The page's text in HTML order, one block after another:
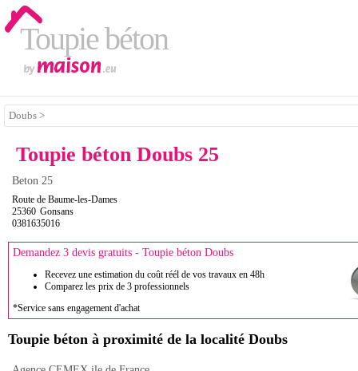
Toupie béton
Doubs >
Toupie béton Doubs 25
Beton 25
Route de Baume-les-Dames
25360 Gonsans
0381635016
Demandez 3 devis gratuits - Toupie béton Doubs
Recevez une estimation du coût réél de vos travaux en 48h
Comparez les prix de 3 professionnels
*Service sans engagement d'achat
Toupie béton à proximité de la localité Doubs